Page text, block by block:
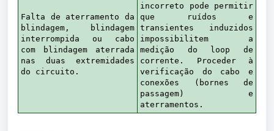
Falta de aterramento da
blindagem, blindagem
interrompida ou cabo
com blindagem aterrada
nas duas extremidades
do circuito.
incorreto pode permitir
que ruídos e
transientes induzidos
impossibilitem a
medição do loop de
corrente. Proceder à
verificação do cabo e
conexões (bornes de
passagem) e
aterramentos.